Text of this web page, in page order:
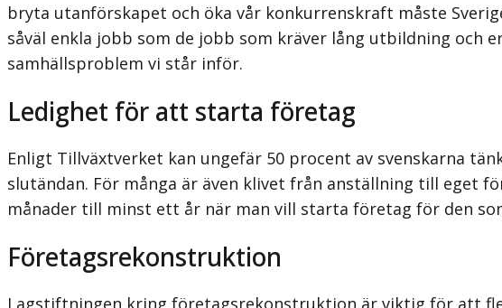
bryta utanförskapet och öka vår konkurrenskraft måste
såväl enkla jobb som de jobb som kräver lång utbildning och
samhällsproblem vi står inför.
Ledighet för att starta företag
Enligt Tillväxtverket kan ungefär 50 procent av svenskarna
slutändan. För många är även klivet från anställning till eget
månader till minst ett år när man vill starta företag för den
Företagsrekonstruktion
Lagstiftningen kring företagsrekonstruktion är viktig för att